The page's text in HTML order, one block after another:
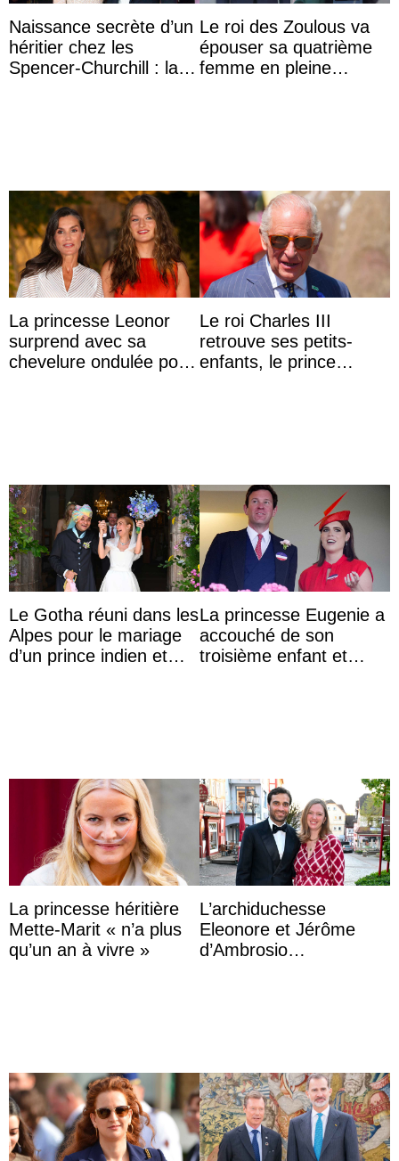
Naissance secrète d’un
héritier chez les
Spencer-Churchill : la
Le roi des Zoulous va
épouser sa quatrième
femme en pleine
La princesse Leonor
surprend avec sa
chevelure ondulée pour
Le roi Charles III
retrouve ses petits-
enfants, le prince
Le Gotha réuni dans les
Alpes pour le mariage
d’un prince indien et
La princesse Eugenie a
accouché de son
troisième enfant et
La princesse héritière
Mette-Marit « n’a plus
qu’un an à vivre »
L’archiduchesse
Eleonore et Jérôme
d’Ambrosio